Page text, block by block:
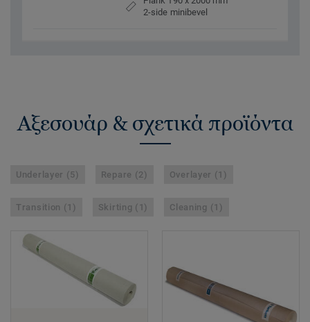
2-side minibevel
Αξεσουάρ & σχετικά προϊόντα
Underlayer (5) Repare (2) Overlayer (1)
Transition (1) Skirting (1) Cleaning (1)